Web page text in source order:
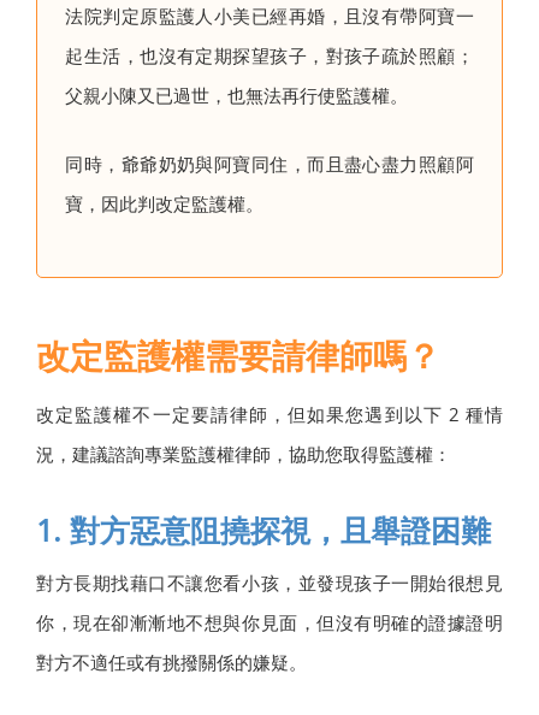
法院判定原監護人小美已經再婚，且沒有帶阿寶一
起生活，也沒有定期探望孩子，對孩子疏於照顧；
父親小陳又已過世，也無法再行使監護權。
同時，爺爺奶奶與阿寶同住，而且盡心盡力照顧阿
寶，因此判改定監護權。
改定監護權需要請律師嗎？
改定監護權不一定要請律師，但如果您遇到以下 2 種情
況，建議諮詢專業監護權律師，協助您取得監護權：
1. 對方惡意阻撓探視，且舉證困難
對方長期找藉口不讓您看小孩，並發現孩子一開始很想見
你，現在卻漸漸地不想與你見面，但沒有明確的證據證明
對方不適任或有挑撥關係的嫌疑。